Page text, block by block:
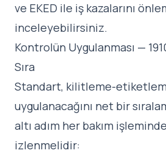
ve EKED ile iş kazalarını
inceleyebilirsiniz.
Kontrolün Uygulanması —
Sıra
Standart, kilitleme-
uygulanacağını net bir
altı adım her bakım
izlenmelidir: